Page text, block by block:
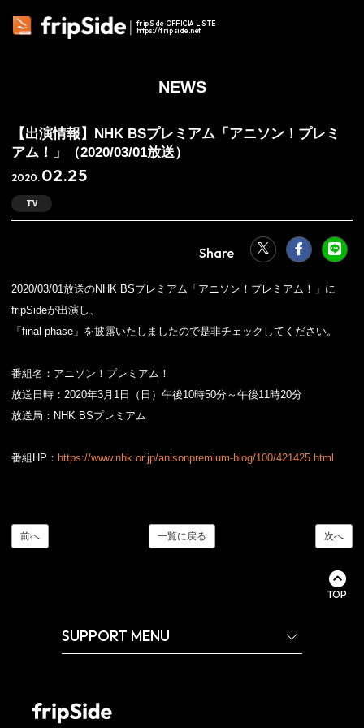
fripSide OFFICIAL SITE
https://fripside.net
NEWS
【出演情報】NHK BSプレミアム「アニソン！プレミ
アム！」（2020/03/01放送）
2020. 02.25
TV
2020/03/01放送のNHK BSプレミアム「アニソン！プレミアム！」に
fripSideが出演し、
「final phase」を披露いたしましたので是非チェックしてください。
番組名：アニソン！プレミアム！
放送日時：2020年3月1日（日）午後10時50分～午後11時20分
放送局：NHK BSプレミアム
番組HP： https://www.nhk.or.jp/anisonpremium-blog/100/421425.html
前へ 一覧に戻る 次へ
TOP
SUPPORT MENU